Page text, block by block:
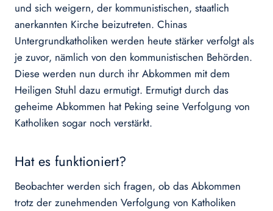
und sich weigern, der kommunistischen, staatlich
anerkannten Kirche beizutreten. Chinas
Untergrundkatholiken werden heute stärker verfolgt als
je zuvor, nämlich von den kommunistischen Behörden.
Diese werden nun durch ihr Abkommen mit dem
Heiligen Stuhl dazu ermutigt. Ermutigt durch das
geheime Abkommen hat Peking seine Verfolgung von
Katholiken sogar noch verstärkt.
Hat es funktioniert?
Beobachter werden sich fragen, ob das Abkommen
trotz der zunehmenden Verfolgung von Katholiken